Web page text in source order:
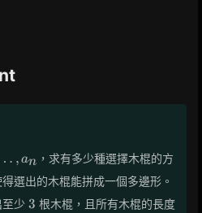
, an ，求有多少種選擇木棍的方
選出的木棍能拼成一個多邊形。
少 3
3 根木棍，且所有木棍的長度